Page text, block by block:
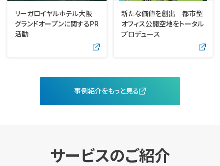
リーガロイヤルホテル大阪
グランドオープンに関するPR
活動
新たな価値を創出 都市型
オフィス公開空地をトータル
プロデュース
事例紹介をもっと見る
サービスのご紹介